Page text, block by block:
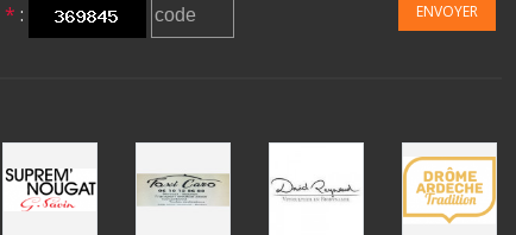
* : ENVOYER